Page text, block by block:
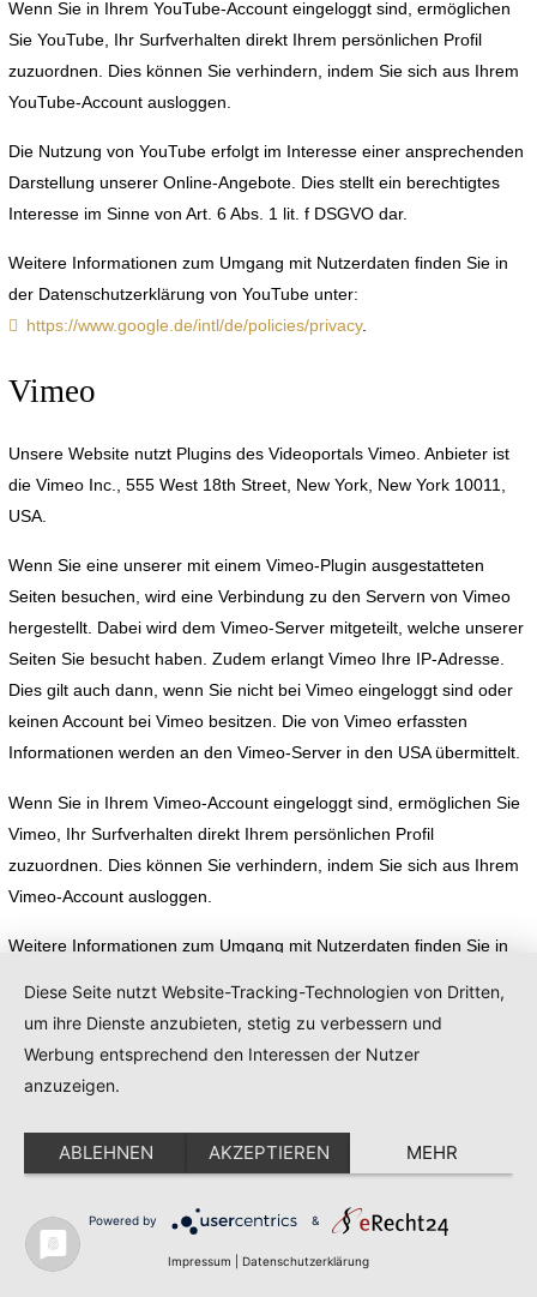
Wenn Sie in Ihrem YouTube-Account eingeloggt sind, ermöglichen
Sie YouTube, Ihr Surfverhalten direkt Ihrem persönlichen Profil
zuzuordnen. Dies können Sie verhindern, indem Sie sich aus Ihrem
YouTube-Account ausloggen.
Die Nutzung von YouTube erfolgt im Interesse einer ansprechenden
Darstellung unserer Online-Angebote. Dies stellt ein berechtigtes
Interesse im Sinne von Art. 6 Abs. 1 lit. f DSGVO dar.
Weitere Informationen zum Umgang mit Nutzerdaten finden Sie in
der Datenschutzerklärung von YouTube unter:
https://www.google.de/intl/de/policies/privacy.
Vimeo
Unsere Website nutzt Plugins des Videoportals Vimeo. Anbieter ist
die Vimeo Inc., 555 West 18th Street, New York, New York 10011,
USA.
Wenn Sie eine unserer mit einem Vimeo-Plugin ausgestatteten
Seiten besuchen, wird eine Verbindung zu den Servern von Vimeo
hergestellt. Dabei wird dem Vimeo-Server mitgeteilt, welche unserer
Seiten Sie besucht haben. Zudem erlangt Vimeo Ihre IP-Adresse.
Dies gilt auch dann, wenn Sie nicht bei Vimeo eingeloggt sind oder
keinen Account bei Vimeo besitzen. Die von Vimeo erfassten
Informationen werden an den Vimeo-Server in den USA übermittelt.
Wenn Sie in Ihrem Vimeo-Account eingeloggt sind, ermöglichen Sie
Vimeo, Ihr Surfverhalten direkt Ihrem persönlichen Profil
zuzuordnen. Dies können Sie verhindern, indem Sie sich aus Ihrem
Vimeo-Account ausloggen.
Weitere Informationen zum Umgang mit Nutzerdaten finden Sie in
Google Web Fonts
Diese Seite nutzt zur einheitlichen Darstellung von Schriftarten so
Browsercache, um Texte und Schriftarten korrekt anzuzeigen.
Diese Seite nutzt Website-Tracking-Technologien von Dritten,
um ihre Dienste anzubieten, stetig zu verbessern und
Werbung entsprechend den Interessen der Nutzer
anzuzeigen.
ABLEHNEN AKZEPTIEREN MEHR
Powered by &
Impressum Datenschutzerklärung